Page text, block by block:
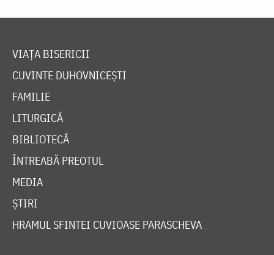
VIAȚA BISERICII
CUVINTE DUHOVNICEȘTI
FAMILIE
LITURGICĂ
BIBLIOTECĂ
ÎNTREABĂ PREOTUL
MEDIA
ȘTIRI
HRAMUL SFINTEI CUVIOASE PARASCHEVA